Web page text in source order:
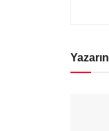
Yazarın